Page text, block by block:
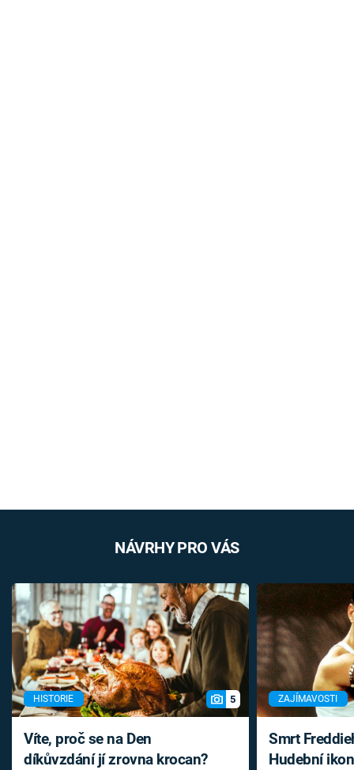
NÁVRHY PRO VÁS
HISTORIE 5
Víte, proč se na Den
díkůvzdání jí zrovna krocan?
ZAJÍMAVOSTI
Smrt
Hudební